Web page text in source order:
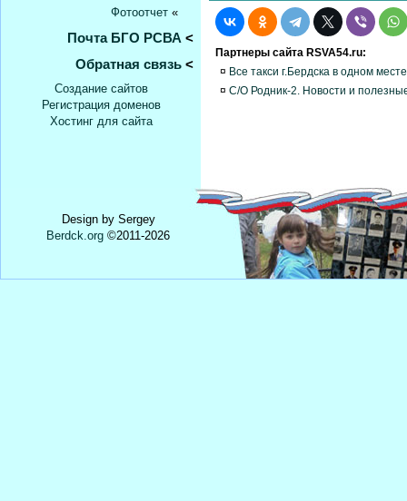
Фотоотчет «
Почта БГО РСВА <
Обратная связь <
Создание сайтов
Регистрация доменов
Хостинг для сайта
Партнеры сайта RSVA54.ru:
¤ Все такси г.Бердска в одном
¤ С/О Родник-2. Новости и
Design by Sergey
Berdck.org ©2011-2026